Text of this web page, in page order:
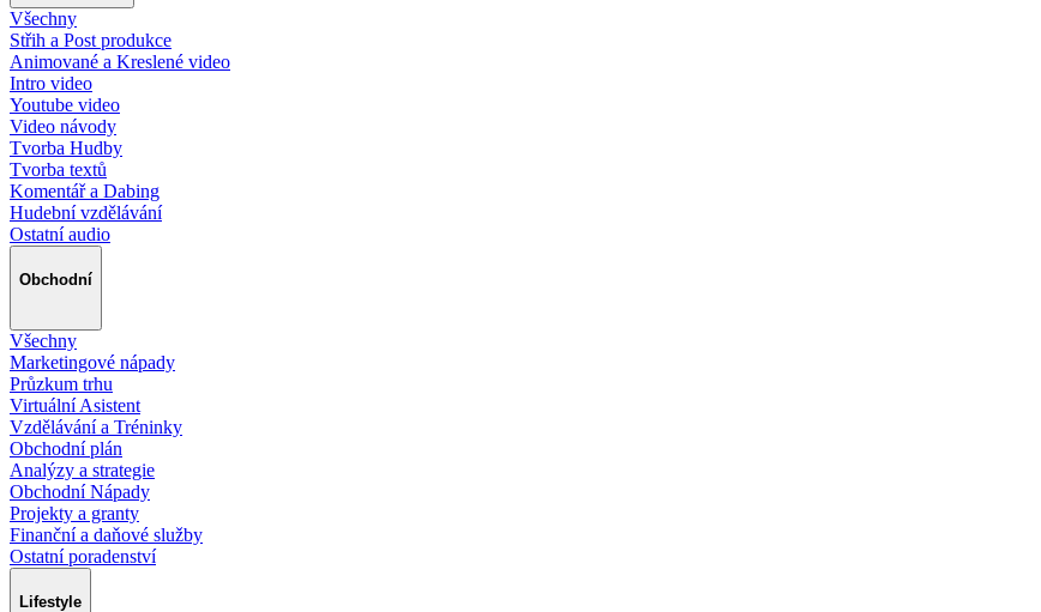
Všechny
Střih a Post produkce
Animované a Kreslené video
Intro video
Youtube video
Video návody
Tvorba Hudby
Tvorba textů
Komentář a Dabing
Hudební vzdělávání
Ostatní audio
Obchodní
Všechny
Marketingové nápady
Průzkum trhu
Virtuální Asistent
Vzdělávání a Tréninky
Obchodní plán
Analýzy a strategie
Obchodní Nápady
Projekty a granty
Finanční a daňové služby
Ostatní poradenství
Lifestyle